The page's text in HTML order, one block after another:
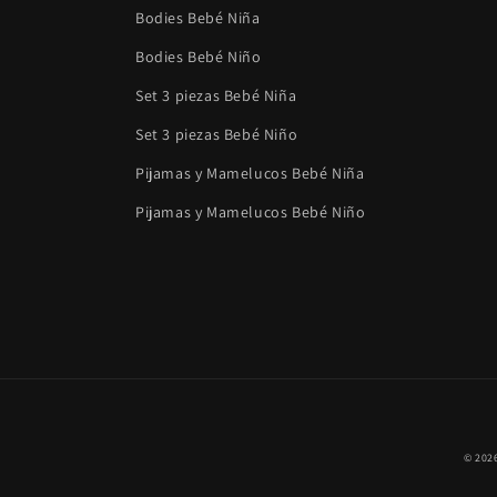
Bodies Bebé Niña
Bodies Bebé Niño
Set 3 piezas Bebé Niña
Set 3 piezas Bebé Niño
Pijamas y Mamelucos Bebé Niña
Pijamas y Mamelucos Bebé Niño
©